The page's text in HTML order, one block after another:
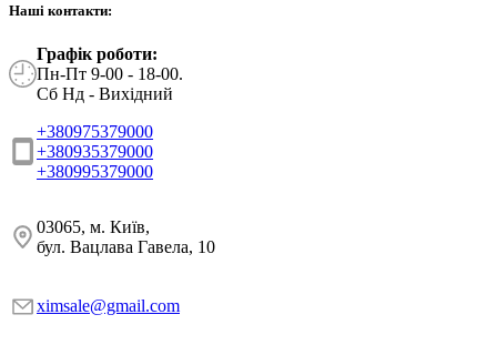
Наші контакти:
Графік роботи:
Пн-Пт 9-00 - 18-00.
Сб Нд - Вихідний
+380975379000
+380935379000
+380995379000
03065, м. Київ,
бул. Вацлава Гавела, 10
ximsale@gmail.com